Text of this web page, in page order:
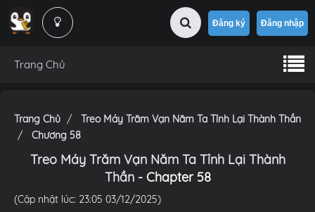
Đăng ký Đăng nhập
Trang Chủ
Trang Chủ
Treo Máy Trăm Vạn Năm Ta Tỉnh Lại Thành Thần
Chương 58
Treo Máy Trăm Vạn Năm Ta Tỉnh Lại Thành
Thần- Chapter 58
(Cập nhật lúc: 23:05 03/12/2025)